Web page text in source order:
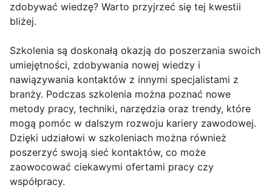
zdobywać wiedzę? Warto przyjrzeć się tej kwestii
bliżej.
Szkolenia są doskonałą okazją do poszerzania swoich
umiejętności, zdobywania nowej wiedzy i
nawiązywania kontaktów z innymi specjalistami z
branży. Podczas szkolenia można poznać nowe
metody pracy, techniki, narzędzia oraz trendy, które
mogą pomóc w dalszym rozwoju kariery zawodowej.
Dzięki udziałowi w szkoleniach można również
poszerzyć swoją sieć kontaktów, co może
zaowocować ciekawymi ofertami pracy czy
współpracy.